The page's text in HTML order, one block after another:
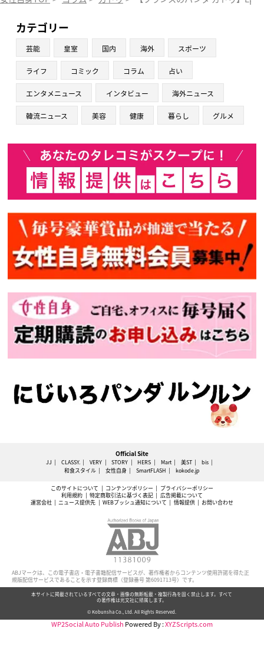
カテゴリー
芸能 皇室 国内 海外 スポーツ
ライフ コミック コラム 占い
エンタメニュース インタビュー 海外ニュース
韓流ニュース 美容 健康 暮らし グルメ
Official Site
JJ CLASSY. VERY STORY HERS Mart 美ST
bis
和食スタイル
女性自身 SmartFLASH kokode.jp
このサイトについて コンテンツポリシー
プライバシーポリシー
利用規約
特定商取引法に基づく表記
広告掲載について
運営会社
ニュース提供先 WEBプッシュ通知について 情報提供 お問い合わせ
ABJマークは、この電子書店・電子書籍配信サービスが、著作権者からコンテンツ使用許諾を得た正
規版配信サービスであることを示す登録商標（登録番号 第6091713号）です。
本サイトに掲載されているすべての文章・画像の無断転載・複製行為を固く禁止します。すべて
の著作権は光文社に帰属します。
© Kobunsha Co., Ltd. All Rights Reserved.
WP2Social Auto Publish Powered By :XYZScripts.com